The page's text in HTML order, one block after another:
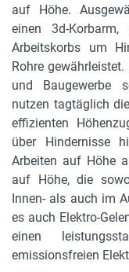
auf Höhe.
einen 3d-
Arbeitskorbs um
Rohre
und Baugewerbe
nutzen tagtäglich
effizienten
über Hindernisse
Arbeiten auf Höhe
auf Höhe, die
Innen- als auch im
es auch Elektro-
einen
emissionsfreien